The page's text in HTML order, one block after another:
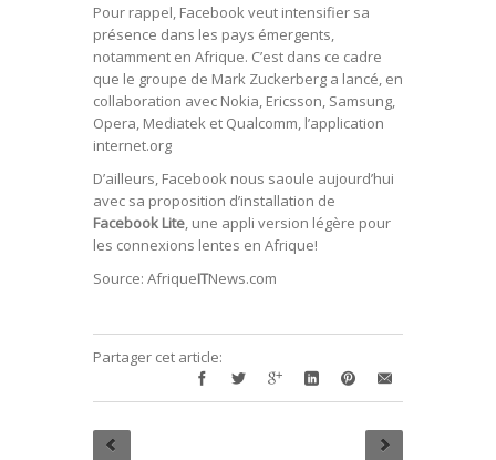
Pour rappel, Facebook veut intensifier sa
présence dans les pays émergents,
notamment en Afrique. C’est dans ce cadre
que le groupe de Mark Zuckerberg a lancé, en
collaboration avec Nokia, Ericsson, Samsung,
Opera, Mediatek et Qualcomm, l’application
internet.org
D’ailleurs, Facebook nous saoule aujourd’hui
avec sa proposition d’installation de
Facebook Lite, une appli version légère pour
les connexions lentes en Afrique!
Source: AfriqueITNews.com
Partager cet article: